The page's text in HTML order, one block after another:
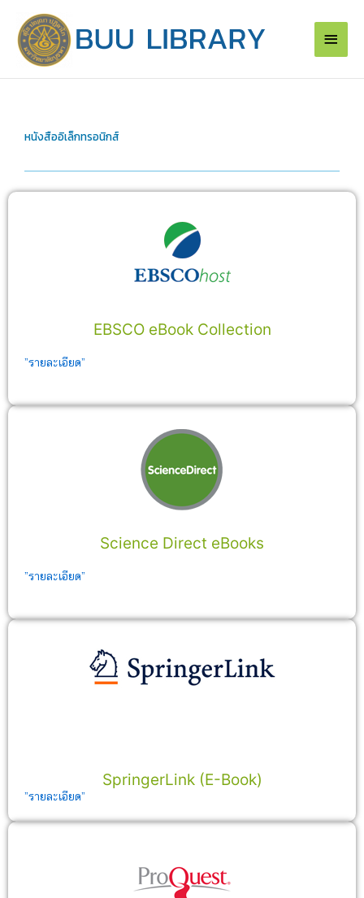
content
Main
หนังสืออิเล็กทรอนิกส์
EBSCO eBook Collection
”รายละเอียด”
Science Direct eBooks
”รายละเอียด”
SpringerLink (E-Book)
”รายละเอียด”